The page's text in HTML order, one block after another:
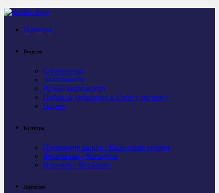
Почетна
Вијести
Саопштења
Активности
Важне активности
Одбор за дијаспору и Србе у региону
Најаве
Култура
Промоције књига / Књижевне вечери
Фестивали / Концерти
Изложбе / Филмови
Друштво